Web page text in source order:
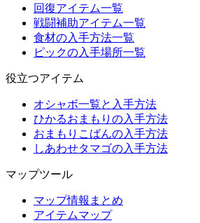
回復アイテム一覧
戦闘補助アイテム一覧
食材の入手方法一覧
ピックの入手場所一覧
役立つアイテム
オシャボ一覧と入手方法
ひかるおまもりの入手方法
おまもりこばんの入手方法
しあわせタマゴの入手方法
マップツール
マップ情報まとめ
アイテムマップ